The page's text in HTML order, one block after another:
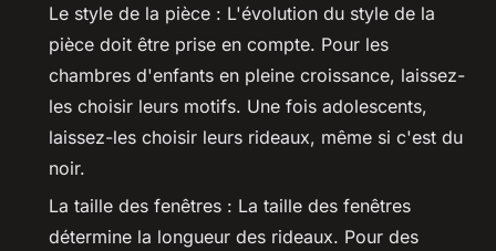
Le style de la pièce : L'évolution du style de la
pièce doit être prise en compte. Pour les
chambres d'enfants en pleine croissance, laissez-
les choisir leurs motifs. Une fois adolescents,
laissez-les choisir leurs rideaux, même si c'est du
noir.
La taille des fenêtres : La taille des fenêtres
détermine la longueur des rideaux. Pour des